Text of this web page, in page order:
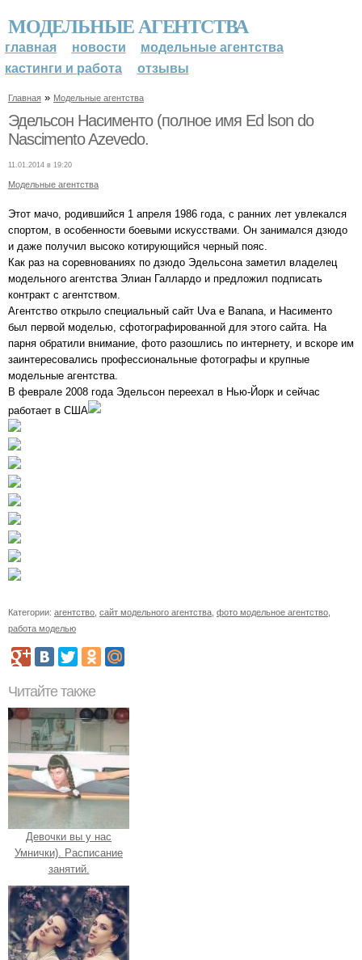
МОДЕЛЬНЫЕ АГЕНТСТВА
главная новости
модельные агентства
кастинги и работа
отзывы
Главная » Модельные агентства
Эдельсон Насименто (полное имя Ed lson do
Nascimento Azevedo.
11.01.2014 в 19:20
Модельные агентства
Этот мачо, родившийся 1 апреля 1986 года, с ранних лет увлекался
спортом, в особенности боевыми искусствами. Он занимался дзюдо
и даже получил высоко котирующийся черный пояс.
Как раз на соревнованиях по дзюдо Эдельсона заметил владелец
модельного агентства Элиан Галлардо и предложил подписать
контракт с агентством.
Агентство открыло специальный сайт Uva e Banana, и Насименто
был первой моделью, сфотографированной для этого сайта. На
парня обратили внимание, фото разошлись по интернету, и вскоре им
заинтересовались профессиональные фотографы и крупные
модельные агентства.
В феврале 2008 года Эдельсон переехал в Нью-Йорк и сейчас
работает в США
Категории: агентство сайт модельного агентства фото модельное агентство
работа моделью
Читайте также
Девочки вы у нас
Умнички). Расписание
занятий.